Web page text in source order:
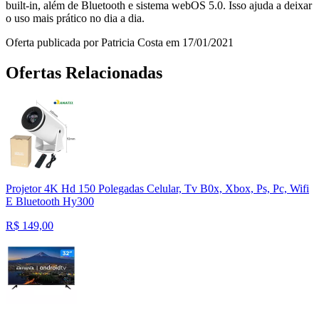
built-in, além de Bluetooth e sistema webOS 5.0. Isso ajuda a deixar
o uso mais prático no dia a dia.
Oferta publicada por Patricia Costa em 17/01/2021
Ofertas Relacionadas
Projetor 4K Hd 150 Polegadas Celular, Tv B0x, Xbox, Ps, Pc, Wifi
E Bluetooth Hy300
R$ 149,00